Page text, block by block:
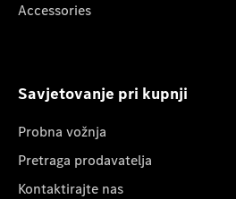
Accessories
Savjetovanje pri kupnji
Probna vožnja
Pretraga prodavatelja
Kontaktirajte nas